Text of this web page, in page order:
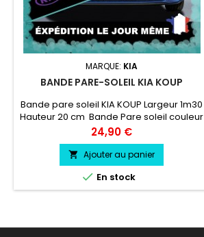
MARQUE: KIA
BANDE PARE-SOLEIL KIA KOUP
Bande pare soleil KIA KOUP Largeur 1m30
Hauteur 20 cm Bande Pare soleil couleur
au choix Logo KIA KOUP couleur au choix
Prix
24,90 €
 Ajouter au panier
 En stock